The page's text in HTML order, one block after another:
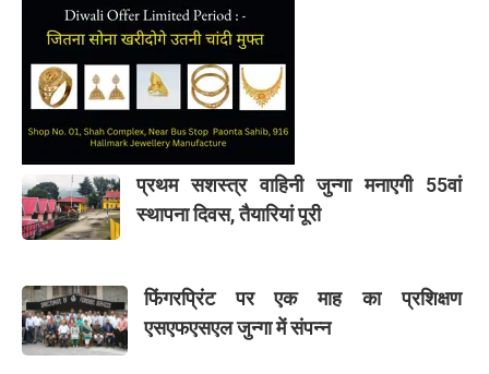
प्रथम सशस्त्र वाहिनी जुन्गा मनाएगी 55वां
स्थापना दिवस, तैयारियां पूरी
फिंगरप्रिंट पर एक माह का प्रशिक्षण
एसएफएसएल जुन्गा में संपन्न